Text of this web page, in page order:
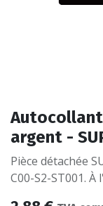
Autocollant
argent -
Pièce détachée
C00-S2-ST001. À